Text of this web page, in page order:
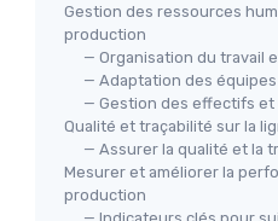
Gestion des ressources
production
— Organisation du travail
— Adaptation des équipes
— Gestion des effectifs
Qualité et traçabilité sur la
— Assurer la qualité et la
Mesurer et améliorer la
production